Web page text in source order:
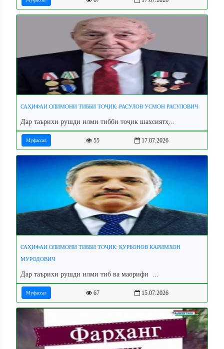
САҲИФАИ ОЛИМОНИ ТИББИ ТОҶИК: РАСУЛОВ УСМОН РАСУЛОВИЧ
Дар таърихи рушди илми тибби тоҷик шахсиятҳ...
Муфассал 55 17.07.2026
САҲИФАИ ОЛИМОНИ ТИББИ ТОҶИК: ҚУРБОНОВ КАРИМХОН
МУРОДОВИЧ
Дар таърихи рушди илми тиб ва маорифи ...
Муфассал 67 15.07.2026